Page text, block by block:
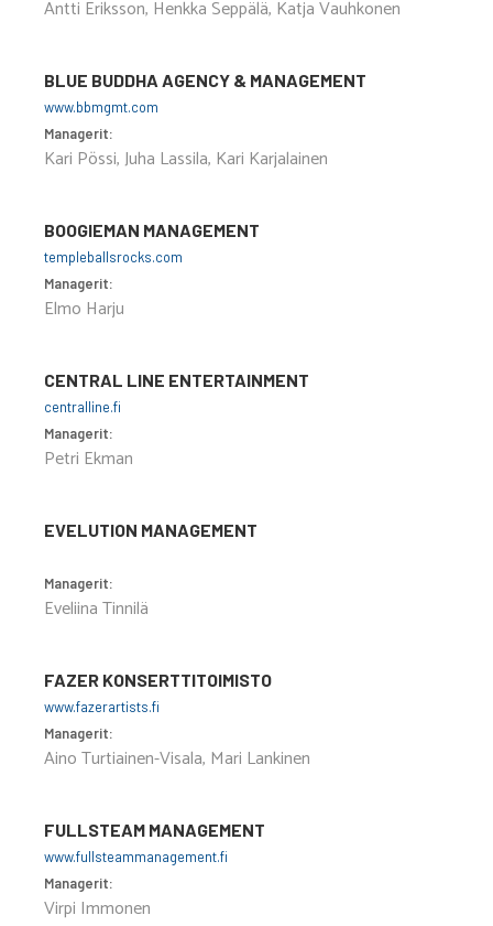
Antti Eriksson, Henkka Seppälä, Katja Vauhkonen
BLUE BUDDHA AGENCY & MANAGEMENT
www.bbmgmt.com
Managerit:
Kari Pössi, Juha Lassila, Kari Karjalainen
BOOGIEMAN MANAGEMENT
templeballsrocks.com
Managerit:
Elmo Harju
CENTRAL LINE ENTERTAINMENT
centralline.fi
Managerit:
Petri Ekman
EVELUTION MANAGEMENT
Managerit:
Eveliina Tinnilä
FAZER KONSERTTITOIMISTO
www.fazerartists.fi
Managerit:
Aino Turtiainen-Visala, Mari Lankinen
FULLSTEAM MANAGEMENT
www.fullsteammanagement.fi
Managerit:
Virpi Immonen